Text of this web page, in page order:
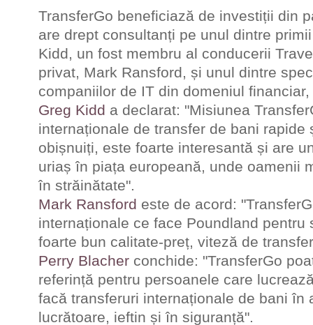
TransferGo beneficiază de investiții din
are drept consultanți pe unul dintre
Kidd, un fost membru al conducerii
privat, Mark Ransford, și unul dintre
companiilor de IT din domeniul
Greg Kidd a declarat: "Misiunea
internaționale de transfer de bani rapide
obișnuiți, este foarte interesantă și are
uriaș în piața europeană, unde oamenii
în străinătate".
Mark Ransford este de acord:
internaționale ce face Poundland pentru
foarte bun calitate-preț, viteză de
Perry Blacher conchide: "TransferGo
referință pentru persoanele care
facă transferuri internaționale de bani în
lucrătoare, ieftin și în siguranță".